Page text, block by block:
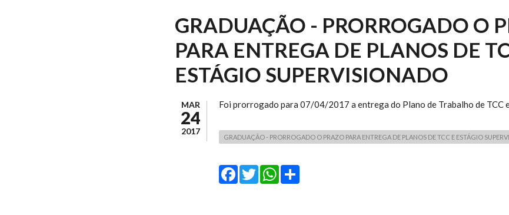
GRADUAÇÃO - PRORROGADO O
PARA ENTREGA DE PLANOS DE
ESTÁGIO SUPERVISIONADO
MAR
24
2017
Foi prorrogado para 07/04/2017 a entrega do Plano de Trabalho de TCC
GRADUAÇÃO - PRORROGADO O PRAZO PARA ENTREGA DE PLANOS DE TCC E ESTÁGIO
Facebook
Twitter
WhatsApp